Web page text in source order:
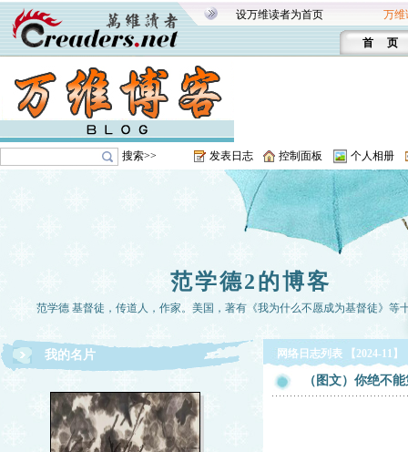
设万维读者为首页 万维
首 页
搜索>> 发表日志 控制面板 个人相册
范学德2的博客
范学德 基督徒，传道人，作家。美国，著有《我为什么不愿成为基督徒》等
我的名片 网络日志列表 【2024-11】
（图文）你绝不